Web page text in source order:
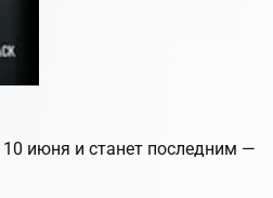
10 июня и станет последним —